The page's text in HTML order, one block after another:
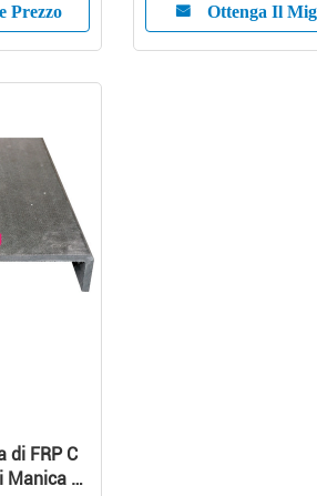
Prezzo Ottenga Il
di FRP C
Manica di